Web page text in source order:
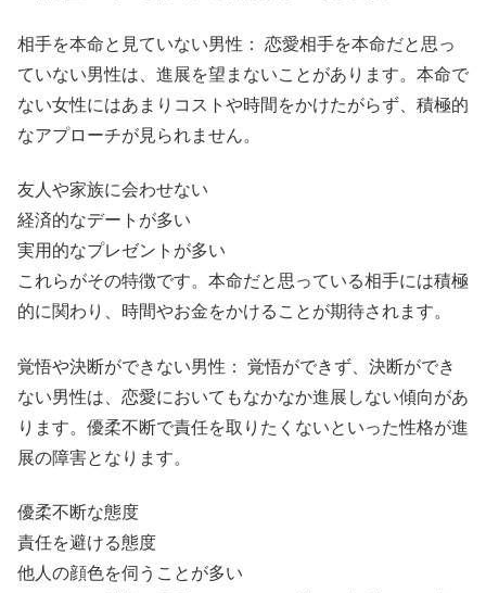
相手を本命と見ていない男性： 恋愛相手を本命だと思っ
ていない男性は、進展を望まないことがあります。本命で
ない女性にはあまりコストや時間をかけたがらず、積極的
なアプローチが見られません。
友人や家族に会わせない
経済的なデートが多い
実用的なプレゼントが多い
これらがその特徴です。本命だと思っている相手には積極
的に関わり、時間やお金をかけることが期待されます。
覚悟や決断ができない男性： 覚悟ができず、決断ができ
ない男性は、恋愛においてもなかなか進展しない傾向があ
ります。優柔不断で責任を取りたくないといった性格が進
展の障害となります。
優柔不断な態度
責任を避ける態度
他人の顔色を伺うことが多い